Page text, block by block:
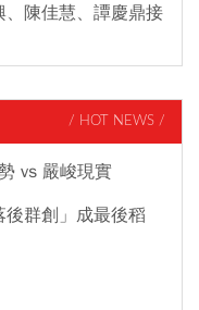
陳佳慧、譚慶鼎接
/ HOT NEWS /
vs 嚴峻現實
群創」成最後稻